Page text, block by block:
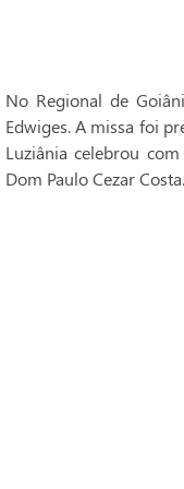
No Regional de
Edwiges. A missa foi
Luziânia celebrou
Dom Paulo Cezar Costa.